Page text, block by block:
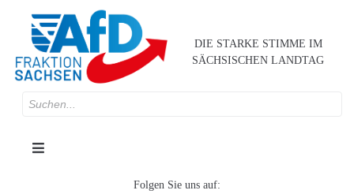
DIE STARKE STIMME IM
SÄCHSISCHEN LANDTAG
Folgen Sie uns auf: